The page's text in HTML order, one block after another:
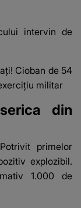
intervin de
Cioban de 54
militar
din
primelor
explozibil.
1.000 de